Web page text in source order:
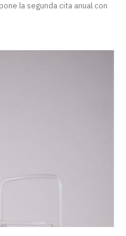
la segunda cita anual con